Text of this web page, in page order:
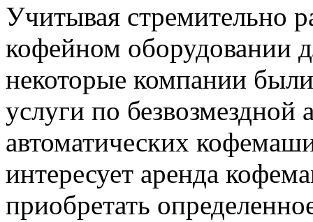
Учитывая стремительно
кофейном оборудовании
некоторые компании
услуги по безвозмездной
автоматических
интересует аренда
приобретать